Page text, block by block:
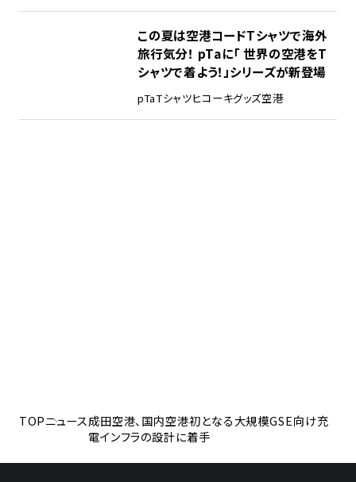
この夏は空港コードTシャツで海外
旅行気分！ pTaに「 世界の空港をT
シャツで着よう！」シリーズが新登場
pTaTシャツヒコーキグッズ空港
TOPニュース成田空港、国内空港初となる大規模GSE向け充
電インフラの設計に着手